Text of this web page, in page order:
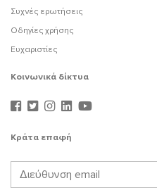
Συχνές ερωτήσεις
Οδηγίες χρήσης
Ευχαριστίες
Κοινωνικά δίκτυα
Κράτα επαφή